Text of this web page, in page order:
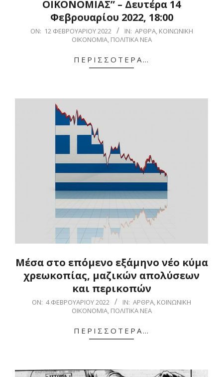
ΟΙΚΟΝΟΜΙΑΣ” – Δευτέρα 14
Φεβρουαρίου 2022, 18:00
2022-ON: 12 ΦΕΒΡΟΥΑΡΊΟΥ 2022 IN: ΆΡΘΡΑ, ΚΟΙΝΩΝΙΚΉ
ΟΙΚΟΝΟΜΊΑ, ΠΟΛΙΤΙΚΆ ΝΈΑ
ΠΕΡΙΣΣΌΤΕΡΑ…
Μέσα στο επόμενο εξάμηνο νέο κύμα
χρεωκοπίας, μαζικών απολύσεων
και περικοπών
2022-ON: 4 ΦΕΒΡΟΥΑΡΊΟΥ 2022 IN: ΆΡΘΡΑ, ΚΟΙΝΩΝΙΚΉ
ΟΙΚΟΝΟΜΊΑ, ΠΟΛΙΤΙΚΆ ΝΈΑ
ΠΕΡΙΣΣΌΤΕΡΑ…